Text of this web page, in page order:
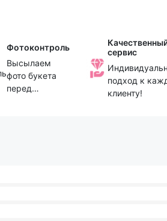
Фотоконтроль
Высылаем
фото букета
перед
сервис
подход к
клиенту!